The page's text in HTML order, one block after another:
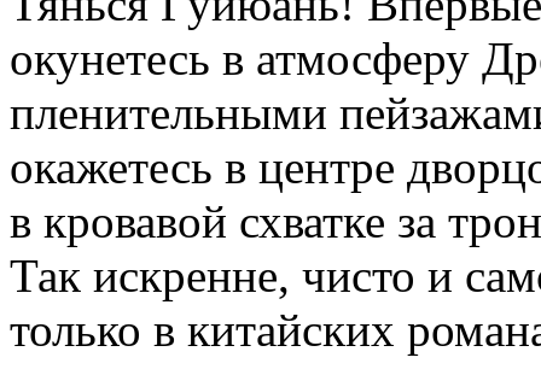
окунетесь в атмосферу
пленительными
окажетесь в центре
в кровавой схватке за
Так искренне, чисто и
только в китайских